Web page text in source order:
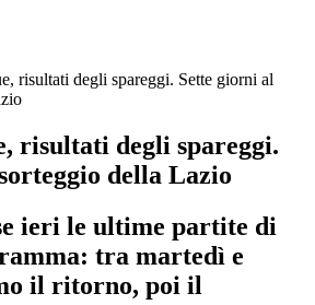
risultati degli spareggi. Sette giorni al
risultati degli spareggi.
della Lazio
ieri le ultime partite di
tra martedì e
il ritorno, poi il